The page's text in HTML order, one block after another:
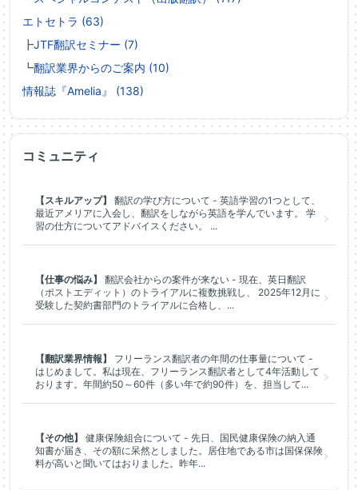
エトセトラ (63)
┣JTF翻訳セミナー (7)
┗翻訳業界からのご案内 (10)
情報誌『Amelia』 (138)
コミュニティ
【スキルアップ】
翻訳の学び方について - 英語学習の1つとして、
最近アメリアに入会し、翻訳をしながら英語を学んでいます。 学
習の仕方についてアドバイスください。 ...
【仕事の悩み】
翻訳会社からの案件が来ない - 現在、英日翻訳
（ポストエディット）のトライアルに複数挑戦し、 2025年12月に
受験した契約書部門のトライアルに合格し、...
【翻訳業界情報】
フリーランス翻訳者の年間の仕事量について -
はじめまして。私は現在、フリーランス翻訳者として4年活動して
おります。年間約50～60件（多い年で約90件）を、担当して...
【その他】
健康保険組合について - 先日、国民健康保険の納入通
知書が届き、その額に呆然としました。居住地である市は国保保険
料が高いと聞いてはおりました。昨年...